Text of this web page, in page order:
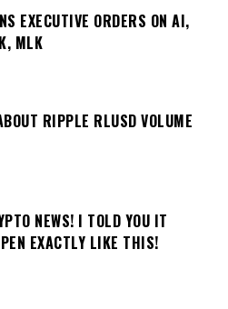
EXECUTIVE ORDERS ON AI,
MLK
RIPPLE RLUSD VOLUME
NEWS! I TOLD YOU IT
EXACTLY LIKE THIS!